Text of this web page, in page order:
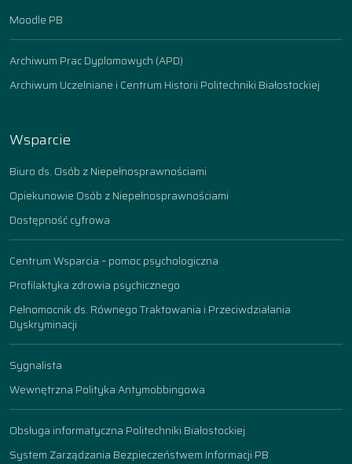
Moodle PB
Archiwum Prac Dyplomowych (APD)
Archiwum Uczelniane i Centrum Historii Politechniki Białostockiej
Wsparcie
Biuro ds. Osób z Niepełnosprawnościami
Opiekunowie Osób z Niepełnosprawnościami
Dostępność cyfrowa
Centrum Wsparcia – pomoc psychologiczna
Profilaktyka zdrowia psychicznego
Pełnomocnik ds. Równego Traktowania i Przeciwdziałania
Dyskryminacji
Sygnalista
Wewnętrzna Polityka Antymobbingowa
Obsługa informatyczna Politechniki Białostockiej
System Zarządzania Bezpieczeństwem Informacji PB